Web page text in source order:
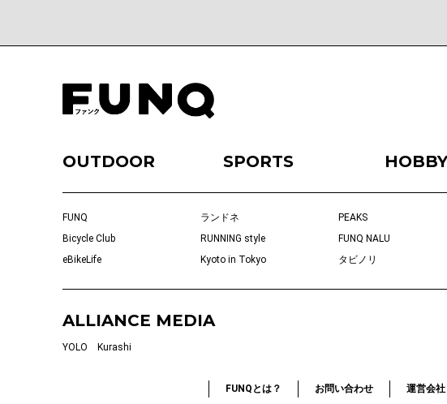
OUTDOOR SPORTS HOBBY
FUNQ ランドネ PEAKS
Bicycle Club
RUNNING style FUNQ NALU
eBikeLife
Kyoto in Tokyo タビノリ
ALLIANCE MEDIA
YOLO Kurashi
FUNQとは？ お問い合わせ 運営会社